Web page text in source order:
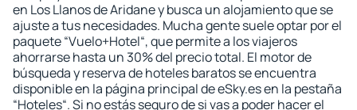
en Los Llanos de Aridane y busca un alojamiento que se
ajuste a tus necesidades. Mucha gente suele optar por el
paquete “Vuelo+Hotel“, que permite a los viajeros
ahorrarse hasta un 30% del precio total. El motor de
búsqueda y reserva de hoteles baratos se encuentra
disponible en la página principal de eSky.es en la pestaña
“Hoteles“. Si no estás seguro de si vas a poder hacer el